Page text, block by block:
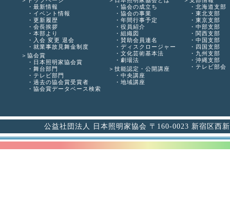
最新情報
イベント情報
更新履歴
会長挨拶
本部より
入会 変更 退会
就業事故見舞金制度
協会賞
日本照明家協会賞
舞台部門
テレビ部門
過去の協会賞受賞者
協会賞データベース検索
協会の成立ち
協会の事業
年間行事予定
役員紹介
組織図
賛助会員連名
ディスクロージャー
文化芸術基本法
劇場法
技能認定・公開講座
中央講座
地域講座
北海道支部
東北支部
東京支部
中部支部
関西支部
中国支部
四国支部
九州支部
沖縄支部
テレビ部会
公益社団法人 日本照明家協会 〒160-0023 新宿区西